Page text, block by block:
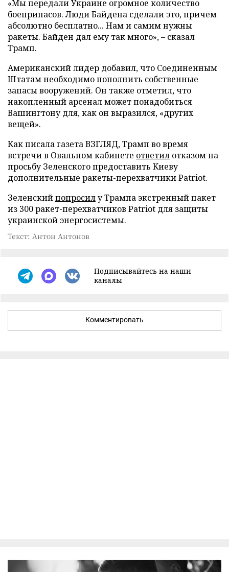
«Мы передали Украине огромное количество
боеприпасов. Люди Байдена сделали это, причем
абсолютно бесплатно... Нам и самим нужны
ракеты. Байден дал ему так много», – сказал
Трамп.
Американский лидер добавил, что Соединенным
Штатам необходимо пополнить собственные
запасы вооружений. Он также отметил, что
накопленный арсенал может понадобиться
Вашингтону для, как он выразился, «других
вещей».
Как писала газета ВЗГЛЯД, Трамп во время
встречи в Овальном кабинете ответил отказом на
просьбу Зеленского предоставить Киеву
дополнительные ракеты-перехватчики Patriot.
Зеленскийпопросилу Трампа экстренный пакет
из 300 ракет-перехватчиков Patriot для защиты
украинской энергосистемы.
Текст: Антон Антонов
Подписывайтесь на наши
каналы
Комментировать